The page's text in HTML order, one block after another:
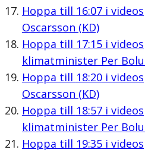
Hoppa till 16:07i
Oscarsson (KD)
Hoppa till 17:15i
klimatminister Per
Hoppa till 18:20i
Oscarsson (KD)
Hoppa till 18:57i
klimatminister Per
Hoppa till 19:35i